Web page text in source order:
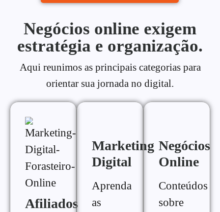
Negócios online exigem
estratégia e organização.
Aqui reunimos as principais categorias para
orientar sua jornada no digital.
Afiliados
Marketing
Digital
Aprenda
as
Negócios
Online
Conteúdos
sobre